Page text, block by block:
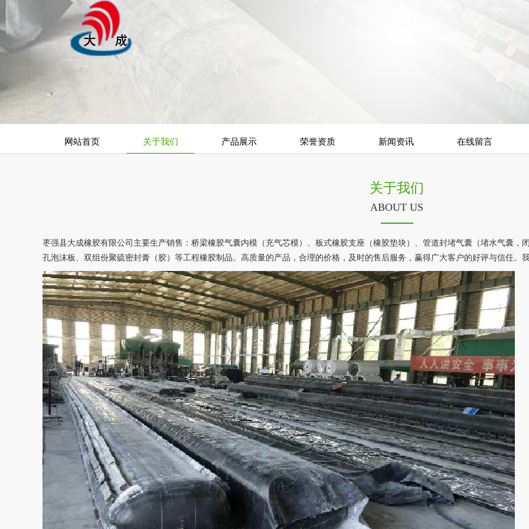
网站首页 关于我们 产品展示 荣誉资质 新闻资讯 在线留言
关于我们
ABOUT US
枣强县大成橡胶有限公司主要生产销售：桥梁橡胶气囊内模（充气芯模）、板式橡胶支座（橡胶垫块）、管道封堵气囊（堵水气囊，
孔泡沫板、双组份聚硫密封膏（胶）等工程橡胶制品。高质量的产品，合理的价格，及时的售后服务，赢得广大客户的好评与信任。